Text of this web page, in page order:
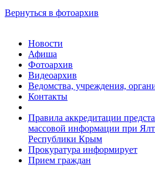
Вернуться в фотоархив
Новости
Афиша
Фотоархив
Видеоархив
Ведомства, учреждения,
Контакты
Правила аккредитации
массовой информации при
Республики Крым
Прокуратура информирует
Прием граждан